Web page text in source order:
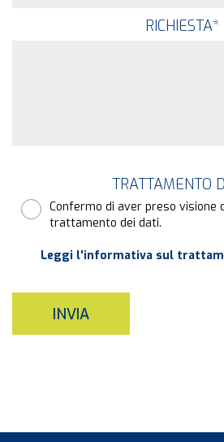
RICHIESTA*
TRATTAMENTO
Confermo di aver preso
trattamento dei dati.
Leggi l'informativa sul
INVIA